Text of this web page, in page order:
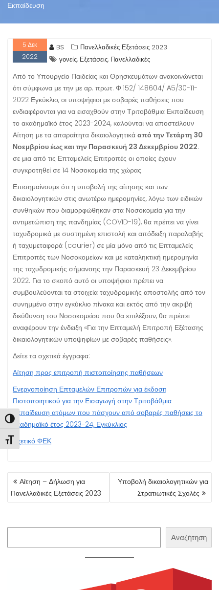
Εναλλαγή Υψηλής Αντίθεσης
Εναλλαγή Μεγέθους Γραμμάτων
Εκπαίδευση
5 Δεκ
2022
BS
Πανελλαδικές Εξετάσεις 2023
γονείς, Εξετάσεις, Πανελλαδικές
Από το Υπουργείο Παιδείας και Θρησκευμάτων ανακοινώνεται
ότι σύμφωνα με την με αρ. πρωτ. Φ.152/ 148604/ Α5/30-11-
2022 Εγκύκλιο, οι υποψήφιοι με σοβαρές παθήσεις που
ενδιαφέρονται για να εισαχθούν στην Τριτοβάθμια Εκπαίδευση
το ακαδημαϊκό έτος 2023-2024, καλούνται να αποστείλουν
Αίτηση με τα απαραίτητα δικαιολογητικά από την Τετάρτη 30
Νοεμβρίου έως και την Παρασκευή 23 Δεκεμβρίου 2022.
σε μια από τις Επταμελείς Επιτροπές οι οποίες έχουν
συγκροτηθεί σε 14 Νοσοκομεία της χώρας.
Επισημαίνουμε ότι η υποβολή της αίτησης και των
δικαιολογητικών στις ανωτέρω ημερομηνίες, λόγω των ειδικών
συνθηκών που διαμορφώθηκαν στα Νοσοκομεία για την
αντιμετώπιση της πανδημίας (COVID-19), θα πρέπει να γίνει
ταχυδρομικά με συστημένη επιστολή και απόδειξη παραλαβής
ή ταχυμεταφορά (courier) σε μία μόνο από τις Επταμελείς
Επιτροπές των Νοσοκομείων και με καταληκτική ημερομηνία
της ταχυδρομικής σήμανσης την Παρασκευή 23 Δεκεμβρίου
2022. Για το σκοπό αυτό οι υποψήφιοι πρέπει να
συμβουλεύονται τα στοιχεία ταχυδρομικής αποστολής από τον
συνημμένο στην εγκύκλιο πίνακα και εκτός από την ακριβή
διεύθυνση του Νοσοκομείου που θα επιλέξουν, θα πρέπει
αναφέρουν την ένδειξη «Για την Επταμελή Επιτροπή Εξέτασης
δικαιολογητικών υποψηφίων με σοβαρές παθήσεις».
Δείτε τα σχετικά έγγραφα:
Αίτηση προς επιτροπή πιστοποίησης παθήσεων
Ενεργοποίηση Επταμελών Επιτροπών για έκδοση
Πιστοποιητικού για την Εισαγωγή στην Τριτοβάθμια
Εκπαίδευση ατόμων που πάσχουν από σοβαρές παθήσεις το
ακαδημαϊκό έτος 2023-24, Εγκύκλιος
Σχετικό ΦΕΚ
ΠΛΟΉΓΗΣΗ
ΆΡΘΡΩΝ
Αίτηση – Δήλωση για
Πανελλαδικές Εξετάσεις 2023
Υποβολή δικαιολογητικών για
Στρατιωτικές Σχολές
Αναζήτηση